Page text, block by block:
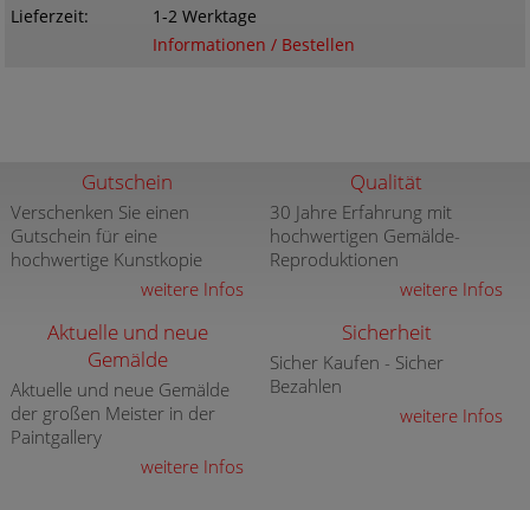
Lieferzeit
1-2 Werktage
Informationen / Bestellen
Gutschein
Verschenken Sie einen
Gutschein für eine
hochwertige Kunstkopie
weitere Infos
Qualität
30 Jahre Erfahrung mit
hochwertigen Gemälde-
Reproduktionen
weitere Infos
Aktuelle und neue
Gemälde
Aktuelle und neue Gemälde
der großen Meister in der
Paintgallery
weitere Infos
Sicherheit
Sicher Kaufen - Sicher
Bezahlen
weitere Infos